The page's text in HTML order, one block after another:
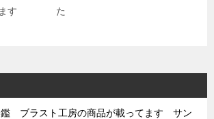
ます
た
鑑 ブラスト工房の商品が載ってます サン